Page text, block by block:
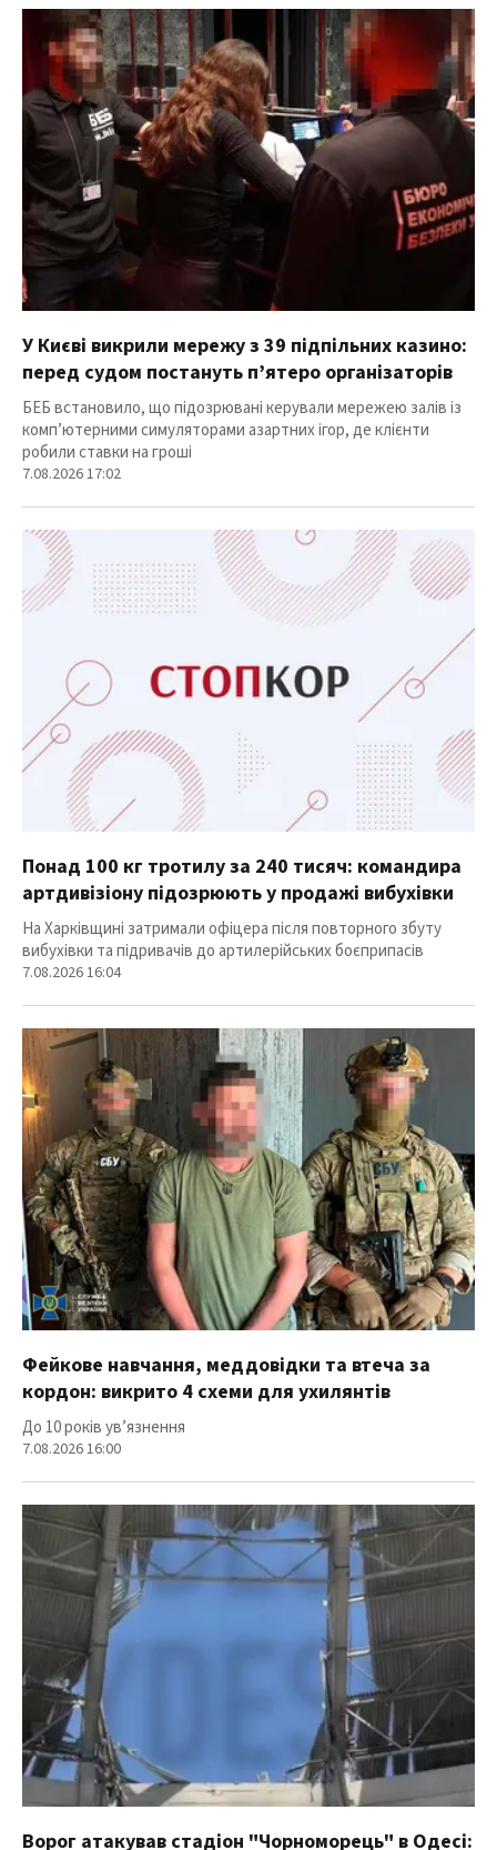
У Києві викрили мережу з 39 підпільних казино:
перед судом постануть п’ятеро організаторів
БЕБ встановило, що підозрювані керували мережею залів із
комп’ютерними симуляторами азартних ігор, де клієнти
робили ставки на гроші
7.08.2026 17:02
Понад 100 кг тротилу за 240 тисяч: командира
артдивізіону підозрюють у продажі вибухівки
На Харківщині затримали офіцера після повторного збуту
вибухівки та підривачів до артилерійських боєприпасів
7.08.2026 16:04
Фейкове навчання, меддовідки та втеча за
кордон: викрито 4 схеми для ухилянтів
До 10 років ув’язнення
7.08.2026 16:00
Ворог атакував стадіон "Чорноморець" в Одесі: